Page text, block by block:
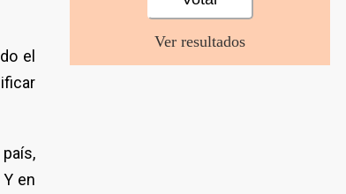
el
en
Ver resultados